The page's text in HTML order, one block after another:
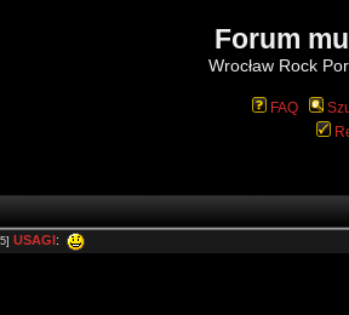
Forum
Wrocław Rock
FAQ